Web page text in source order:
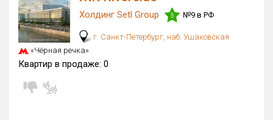
Холдинг Setl Group 5 №9 в РФ
г. Санкт-Петербург, наб. Ушаковская
«Чёрная речка»
Квартир в продаже: 0